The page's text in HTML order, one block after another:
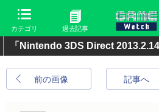
カテゴリ 過去記事
「Nintendo 3DS Direct
前の画像 記事へ